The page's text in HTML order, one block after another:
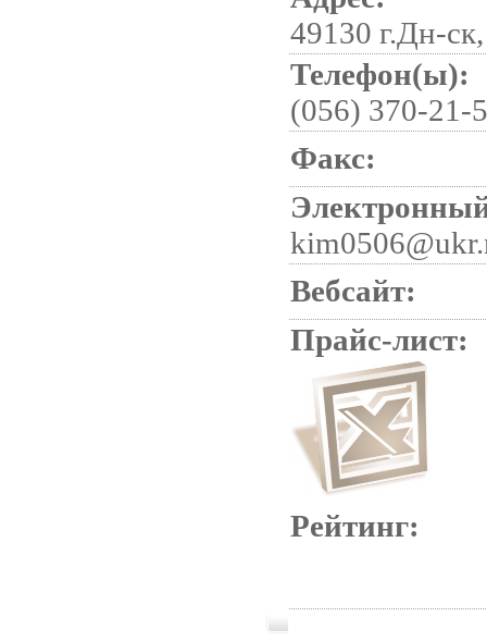
49130 г.Дн-
Телефон(ы):
(056) 370-21-
Факс:
Вебсайт:
Прайс-лист:
Рейтинг: